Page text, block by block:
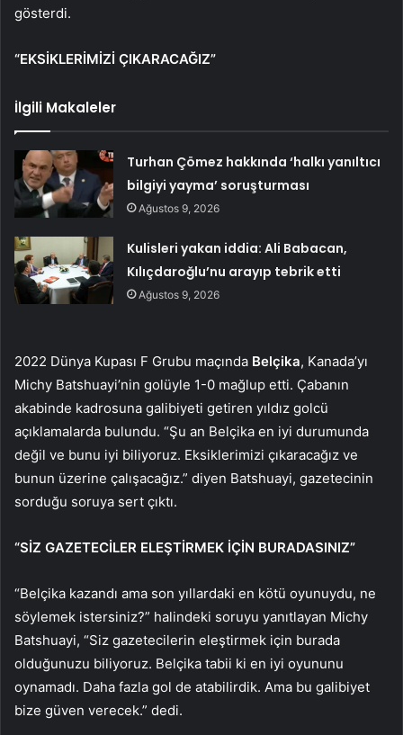
gösterdi.
“EKSİKLERİMİZİ ÇIKARACAĞIZ”
İlgili Makaleler
Turhan Çömez hakkında ‘halkı yanıltıcı
bilgiyi yayma’ soruşturması
Ağustos 9, 2026
Kulisleri yakan iddia: Ali Babacan,
Kılıçdaroğlu’nu arayıp tebrik etti
Ağustos 9, 2026
2022 Dünya Kupası F Grubu maçında Belçika, Kanada’yı
Michy Batshuayi’nin golüyle 1-0 mağlup etti. Çabanın
akabinde kadrosuna galibiyeti getiren yıldız golcü
açıklamalarda bulundu. “Şu an Belçika en iyi durumunda
değil ve bunu iyi biliyoruz. Eksiklerimizi çıkaracağız ve
bunun üzerine çalışacağız.” diyen Batshuayi, gazetecinin
sorduğu soruya sert çıktı.
“SİZ GAZETECİLER ELEŞTİRMEK İÇİN BURADASINIZ”
“Belçika kazandı ama son yıllardaki en kötü oyunuydu, ne
söylemek istersiniz?” halindeki soruyu yanıtlayan Michy
Batshuayi, “Siz gazetecilerin eleştirmek için burada
olduğunuzu biliyoruz. Belçika tabii ki en iyi oyununu
oynamadı. Daha fazla gol de atabilirdik. Ama bu galibiyet
bize güven verecek.” dedi.